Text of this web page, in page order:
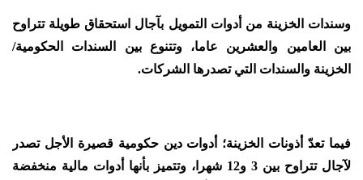
وسندات الخزينة من أدوات التمويل بآجال استحقاق طويلة تتراوح
بين العامين والعشرين عاما، وتتنوع بين السندات الحكومية/
الخزينة والسندات التي تصدرها الشركات.
فيما تعدّ أذونات الخزينة؛ أدوات دين حكومية قصيرة الأجل تصدر
لآجال تتراوح بين 3 و12 شهرا، وتتميز بأنها أدوات مالية منخفضة